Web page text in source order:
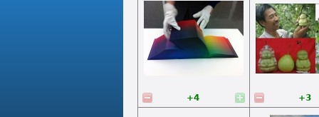
+4 +3